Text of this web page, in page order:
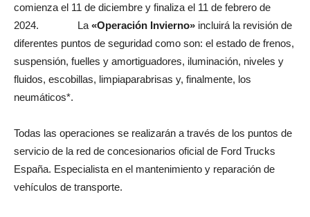
comienza el 11 de diciembre y finaliza el 11 de febrero de
2024. La«Operación Invierno» incluirá la revisión de
diferentes puntos de seguridad como son: el estado de frenos,
suspensión, fuelles y amortiguadores, iluminación, niveles y
fluidos, escobillas, limpiaparabrisas y, finalmente, los
neumáticos*.
Todas las operaciones se realizarán a través de los puntos de
servicio de la red de concesionarios oficial de Ford Trucks
España. Especialista en el mantenimiento y reparación de
vehículos de transporte.